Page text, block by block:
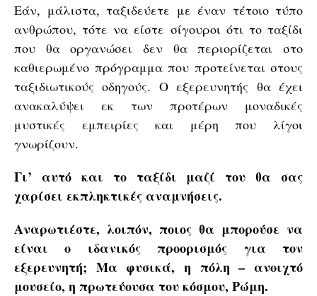
Εάν, μάλιστα, ταξιδεύετε με έναν τέτοιο τύπο
ανθρώπου, τότε να είστε σίγουροι ότι το ταξίδι
που θα οργανώσει δεν θα περιορίζεται στο
καθιερωμένο πρόγραμμα που προτείνεται στους
ταξιδιωτικούς οδηγούς. Ο εξερευνητής θα έχει
ανακαλύψει εκ των προτέρων μοναδικές
μυστικές εμπειρίες και μέρη που λίγοι
γνωρίζουν.
Γι’ αυτό και το ταξίδι μαζί του θα σας
χαρίσει εκπληκτικές αναμνήσεις.
Αναρωτιέστε, λοιπόν, ποιος θα μπορούσε να
είναι ο ιδανικός προορισμός για τον
εξερευνητή; Μα φυσικά, η πόλη – ανοιχτό
μουσείο, η πρωτεύουσα του κόσμου, Ρώμη.